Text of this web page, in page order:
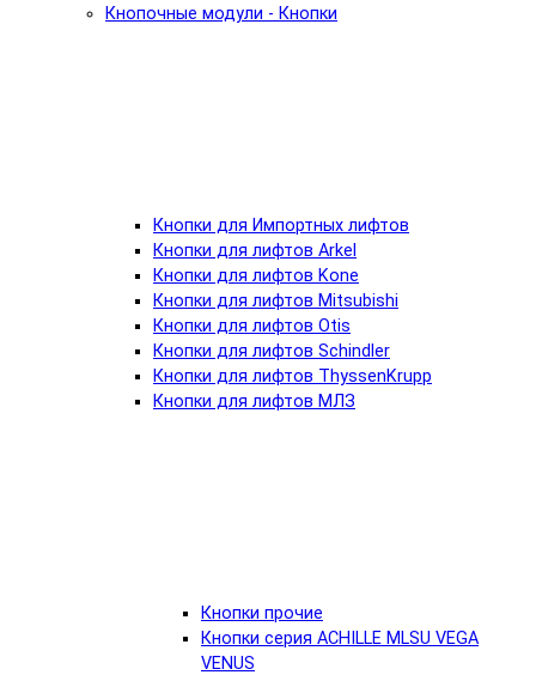
Кнопочные модули - Кнопки
Кнопки для Импортных лифтов
Кнопки для лифтов Arkel
Кнопки для лифтов Kone
Кнопки для лифтов Mitsubishi
Кнопки для лифтов Otis
Кнопки для лифтов Schindler
Кнопки для лифтов ThyssenKrupp
Кнопки для лифтов МЛЗ
Кнопки прочие
Кнопки серия ACHILLE MLSU VEGA
VENUS